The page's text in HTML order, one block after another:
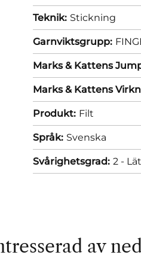
Teknik: Stickning
Garnviktsgrupp:
Marks & Kattens
Marks & Kattens
Produkt: Filt
Språk: Svenska
Svårighetsgrad: 2 -
av